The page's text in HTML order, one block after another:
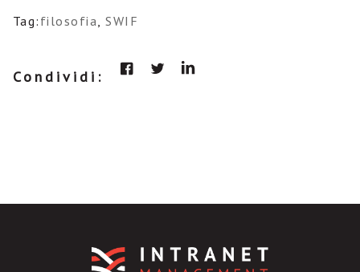
Tag: filosofia,SWIF
Condividi: